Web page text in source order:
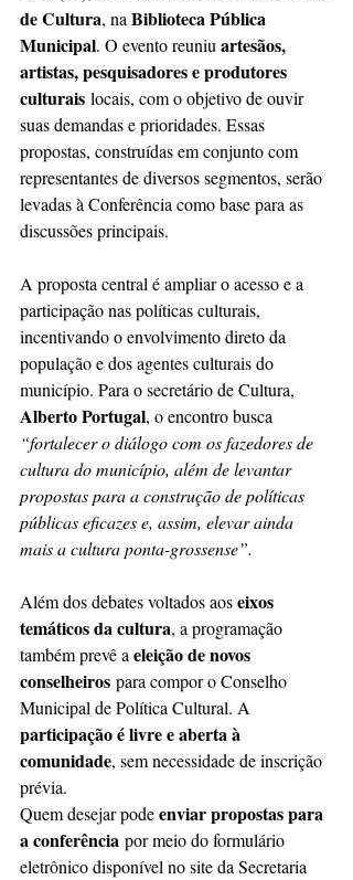
de Cultura, na Biblioteca Pública
Municipal. O evento reuniu artesãos,
artistas, pesquisadores e produtores
culturais locais, com o objetivo de ouvir
suas demandas e prioridades. Essas
propostas, construídas em conjunto com
representantes de diversos segmentos, serão
levadas à Conferência como base para as
discussões principais.
A proposta central é ampliar o acesso e a
participação nas políticas culturais,
incentivando o envolvimento direto da
população e dos agentes culturais do
município. Para o secretário de Cultura,
Alberto Portugal, o encontro busca
“fortalecer o diálogo com os fazedores de
cultura do município, além de levantar
propostas para a construção de políticas
públicas eficazes e, assim, elevar ainda
mais a cultura ponta-grossense”.
Além dos debates voltados aos eixos
temáticos da cultura, a programação
também prevê a eleição de novos
conselheiros para compor o Conselho
Municipal de Política Cultural. A
participação é livre e aberta à
comunidade, sem necessidade de inscrição
prévia.
Quem desejar pode enviar propostas para
a conferência por meio do formulário
eletrônico disponível no site da Secretaria